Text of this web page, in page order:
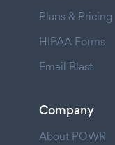
Plans & Pricing
HIPAA Forms
Email Blast
Company
About POWR